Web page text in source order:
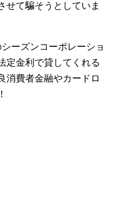
せて騙そうとしていま
ーズンコーポレーショ
定金利で貸してくれる
消費者金融やカードロ